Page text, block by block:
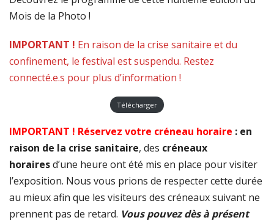
Mois de la Photo !
IMPORTANT ! En raison de la crise sanitaire et du
confinement, le festival est suspendu. Restez
connecté.e.s pour plus d’information !
Télécharger
IMPORTANT ! Réservez votre créneau horaire : en
raison de la crise sanitaire, des créneaux
horairesd’une heure ont été mis en place pour visiter
l’exposition. Nous vous prions de respecter cette durée
au mieux afin que les visiteurs des créneaux suivant ne
prennent pas de retard. Vous pouvez dès à présent